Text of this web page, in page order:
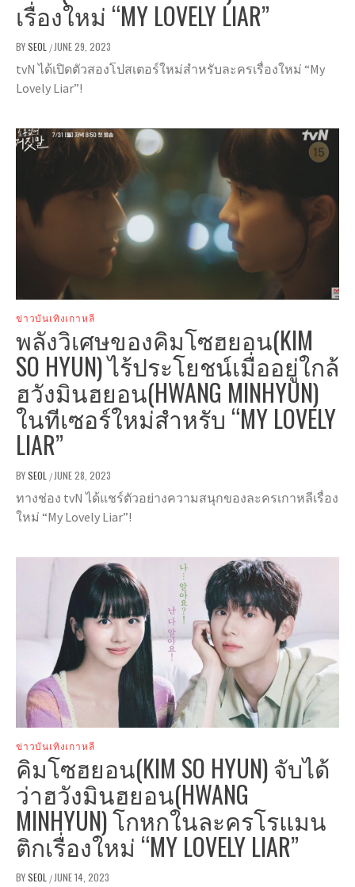
เรื่องใหม่ “MY LOVELY LIAR”
BYSEOL /JUNE 29, 2023
tvN ได้เปิดตัวสองโปสเตอร์ใหม่สำหรับละครเรื่องใหม่ “My
Lovely Liar”!
ข่าวบันเทิงเกาหลี
พลังวิเศษของคิมโซฮยอน(KIM
SO HYUN) ไร้ประโยชน์เมื่ออยู่ใกล้
ฮวังมินฮยอน(HWANG MINHYUN)
ในทีเซอร์ใหม่สำหรับ “MY LOVELY
LIAR”
BYSEOL / JUNE 28, 2023
ทางช่อง tvN ได้แชร์ตัวอย่างความสนุกของละครเกาหลีเรื่อง
ใหม่ “My Lovely Liar”!
ข่าวบันเทิงเกาหลี
คิมโซฮยอน(KIM SO HYUN) จับได้
ว่าฮวังมินฮยอน(HWANG
MINHYUN) โกหกในละครโรแมน
ติกเรื่องใหม่ “MY LOVELY LIAR”
BYSEOL / JUNE 14, 2023